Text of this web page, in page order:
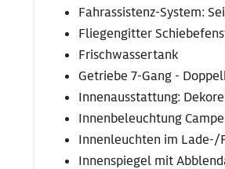
Fahrassistenz-System:
Fliegengitter
Frischwassertank
Getriebe 7-Gang -
Innenausstattung:
Innenbeleuchtung
Innenleuchten im Lade-/
Innenspiegel mit